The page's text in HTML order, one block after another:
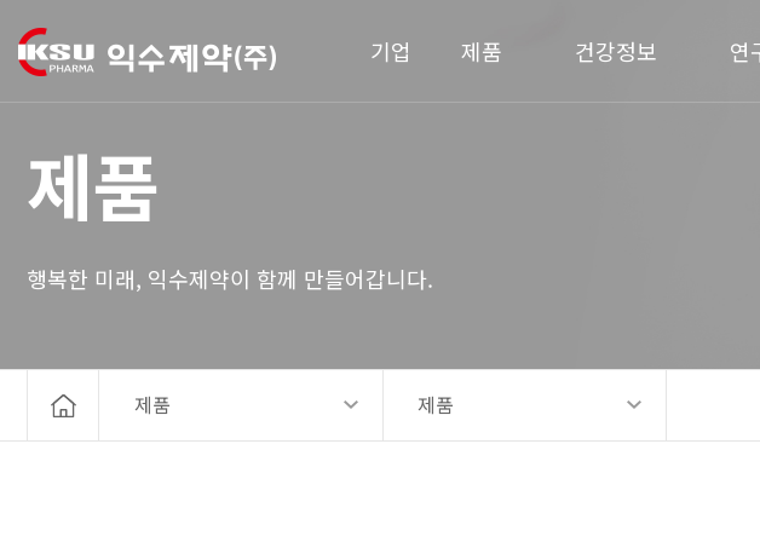
기업 제품 건강정보 연
제품
행복한 미래, 익수제약이 함께 만들어갑니다.
제품 제품